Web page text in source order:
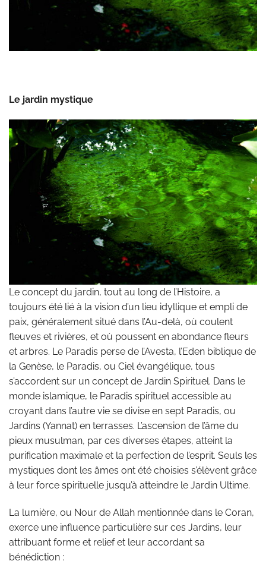
Le jardin mystique
Le concept du jardin, tout au long de l’Histoire, a
toujours été lié à la vision d’un lieu idyllique et empli de
paix, généralement situé dans l’Au-delà, où coulent
fleuves et rivières, et où poussent en abondance fleurs
et arbres. Le Paradis perse de l’Avesta, l’Eden biblique de
la Genèse, le Paradis, ou Ciel évangélique, tous
s’accordent sur un concept de Jardin Spirituel. Dans le
monde islamique, le Paradis spirituel accessible au
croyant dans l’autre vie se divise en sept Paradis, ou
Jardins (Yannat) en terrasses. L’ascension de l’âme du
pieux musulman, par ces diverses étapes, atteint la
purification maximale et la perfection de l’esprit. Seuls les
mystiques dont les âmes ont été choisies s’élèvent grâce
à leur force spirituelle jusqu’à atteindre le Jardin Ultime.
La lumière, ou Nour de Allah mentionnée dans le Coran,
exerce une influence particulière sur ces Jardins, leur
attribuant forme et relief et leur accordant sa
bénédiction :